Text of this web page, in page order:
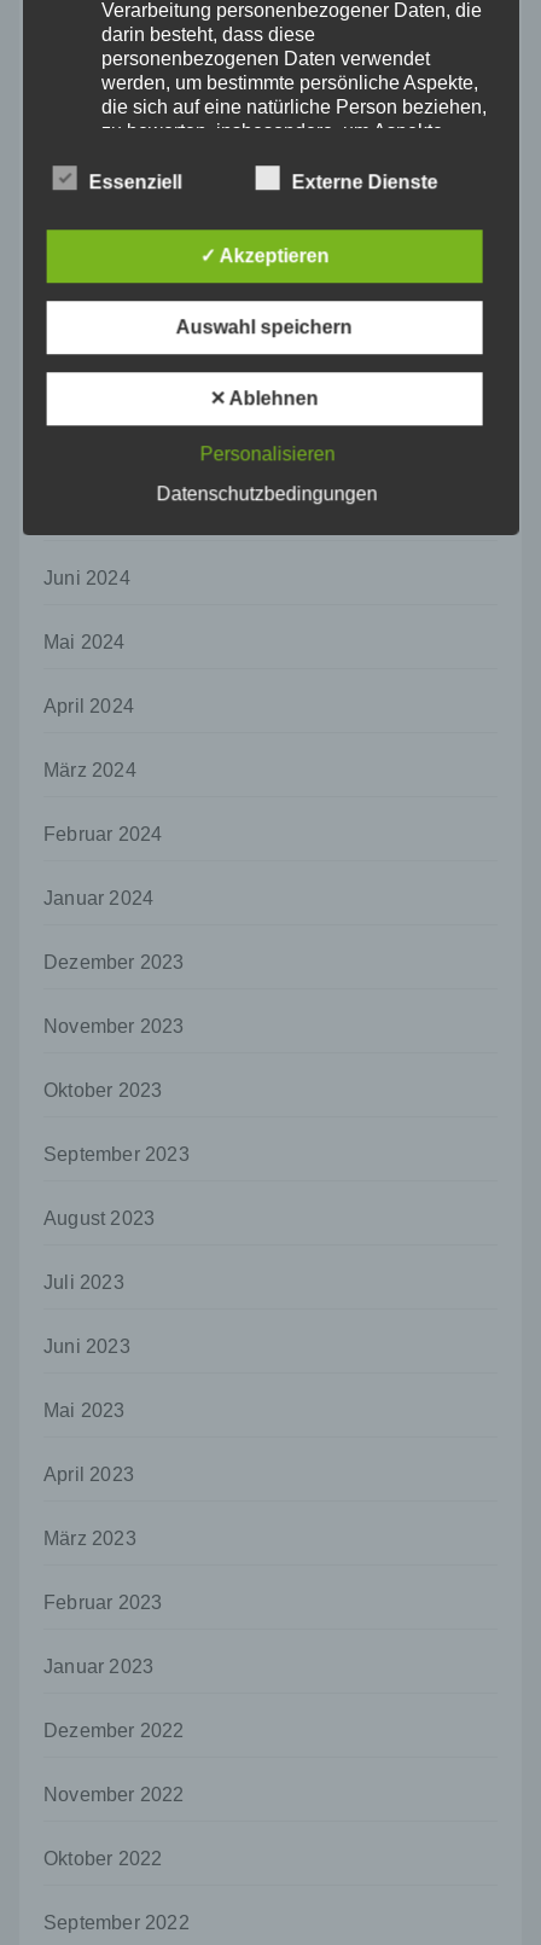
Februar 2025
Januar 2025
Dezember 2024
Juni 2024
Mai 2024
April 2024
März 2024
Februar 2024
Januar 2024
Dezember 2023
November 2023
Oktober 2023
September 2023
August 2023
Juli 2023
Juni 2023
Mai 2023
April 2023
März 2023
Februar 2023
Januar 2023
Dezember 2022
November 2022
Oktober 2022
September 2022
Verarbeitung personenbezogener Daten, die
darin besteht, dass diese
personenbezogenen Daten verwendet
werden, um bestimmte persönliche Aspekte,
die sich auf eine natürliche Person beziehen,
zu bewerten, insbesondere, um Aspekte
Lage, Gesundheit, persönlicher Vorlieben,
Aufenthaltsort oder Ortswechsel dieser
natürlichen Person zu analysieren oder
f) Pseudonymisierung
Pseudonymisierung ist die Verarbeitung
personenbezogener Daten in einer Weise,
auf welche die personenbezogenen Daten
ohne Hinzuziehung zusätzlicher
Informationen nicht mehr einer spezifischen
können, sofern diese zusätzlichen
Maßnahmen unterliegen, die gewährleisten,
natürlichen Person zugewiesen werden.
Verantwortlicher
Verantwortlicher ist die natürliche oder
gemeinsam mit anderen über die Zwecke
personenbezogenen Daten entscheidet.
Sind die Zwecke und Mittel dieser
das Recht der Mitgliedstaaten vorgegeben,
Kriterien seiner Benennung nach dem
Mitgliedstaaten vorgesehen werden.
Auftragsverarbeiter ist eine natürliche oder
oder andere Stelle, die personenbezogene
Daten im Auftrag des Verantwortlichen
Person, Behörde, Einrichtung oder andere
offengelegt werden, unabhängig davon, ob
bestimmten Untersuchungsauftrags nach
personenbezogene Daten erhalten, gelten
j) Dritter
Person, Behörde, Einrichtung oder andere
Verantwortlichen, dem Auftragsverarbeiter
Verantwortlichen oder des
Einwilligung ist jede von der betroffenen
Essenziell Externe Dienste
✓ Akzeptieren
Auswahl speichern
✕ Ablehnen
Personalisieren
Datenschutzbedingungen